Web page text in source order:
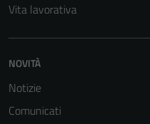
Vita lavorativa
NOVITÀ
Notizie
Comunicati